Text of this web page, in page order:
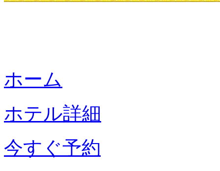
ホーム
ホテル詳細
今すぐ予約